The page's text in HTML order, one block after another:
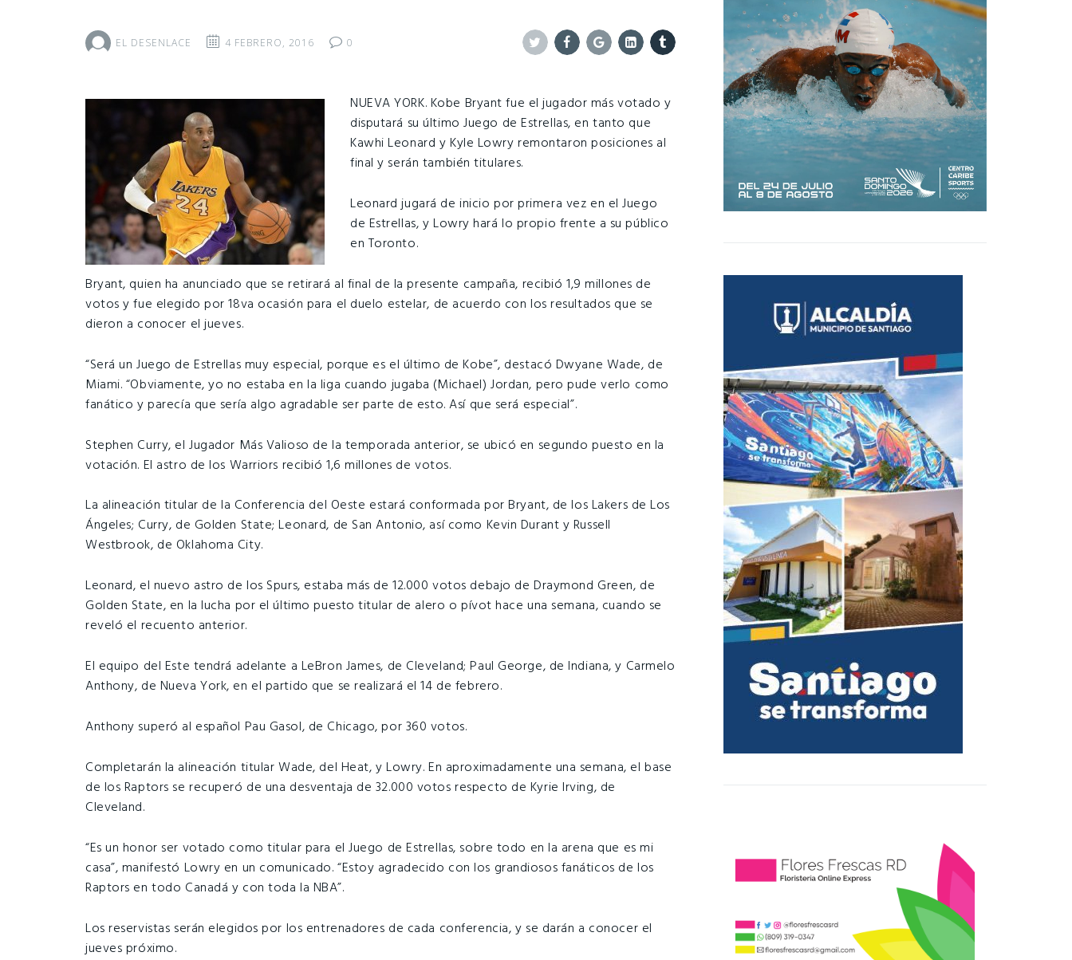
EL DESENLACE 4 FEBRERO, 2016
0
NUEVA YORK. Kobe Bryant fue el jugador más votado y
disputará su último Juego de Estrellas, en tanto que
Kawhi Leonard y Kyle Lowry remontaron posiciones al
final y serán también titulares.
Leonard jugará de inicio por primera vez en el Juego
de Estrellas, y Lowry hará lo propio frente a su público
en Toronto.
Bryant, quien ha anunciado que se retirará al final de la presente campaña, recibió 1,9 millones de
votos y fue elegido por 18va ocasión para el duelo estelar, de acuerdo con los resultados que se
dieron a conocer el jueves.
“Será un Juego de Estrellas muy especial, porque es el último de Kobe”, destacó Dwyane Wade, de
Miami. “Obviamente, yo no estaba en la liga cuando jugaba (Michael) Jordan, pero pude verlo como
fanático y parecía que sería algo agradable ser parte de esto. Así que será especial”.
Stephen Curry, el Jugador Más Valioso de la temporada anterior, se ubicó en segundo puesto en la
votación. El astro de los Warriors recibió 1,6 millones de votos.
La alineación titular de la Conferencia del Oeste estará conformada por Bryant, de los Lakers de Los
Ángeles; Curry, de Golden State; Leonard, de San Antonio, así como Kevin Durant y Russell
Westbrook, de Oklahoma City.
Leonard, el nuevo astro de los Spurs, estaba más de 12.000 votos debajo de Draymond Green, de
Golden State, en la lucha por el último puesto titular de alero o pívot hace una semana, cuando se
reveló el recuento anterior.
El equipo del Este tendrá adelante a LeBron James, de Cleveland; Paul George, de Indiana, y Carmelo
Anthony, de Nueva York, en el partido que se realizará el 14 de febrero.
Anthony superó al español Pau Gasol, de Chicago, por 360 votos.
Completarán la alineación titular Wade, del Heat, y Lowry. En aproximadamente una semana, el base
de los Raptors se recuperó de una desventaja de 32.000 votos respecto de Kyrie Irving, de
Cleveland.
“Es un honor ser votado como titular para el Juego de Estrellas, sobre todo en la arena que es mi
casa”, manifestó Lowry en un comunicado. “Estoy agradecido con los grandiosos fanáticos de los
Raptors en todo Canadá y con toda la NBA”.
Los reservistas serán elegidos por los entrenadores de cada conferencia, y se darán a conocer el
jueves próximo.